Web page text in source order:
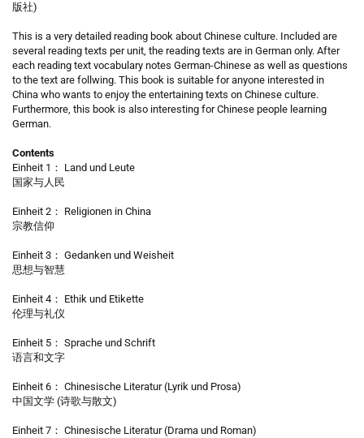
版社)
This is a very detailed reading book about Chinese culture. Included are
several reading texts per unit, the reading texts are in German only. After
each reading text vocabulary notes German-Chinese as well as questions
to the text are follwing. This book is suitable for anyone interested in
China who wants to enjoy the entertaining texts on Chinese culture.
Furthermore, this book is also interesting for Chinese people learning
German.
Contents
Einheit 1： Land und Leute
国家与人民
Einheit 2： Religionen in China
宗教信仰
Einheit 3： Gedanken und Weisheit
思想与智慧
Einheit 4： Ethik und Etikette
伦理与礼仪
Einheit 5： Sprache und Schrift
语言和文字
Einheit 6： Chinesische Literatur (Lyrik und Prosa)
中国文学 (诗歌与散文)
Einheit 7： Chinesische Literatur (Drama und Roman)